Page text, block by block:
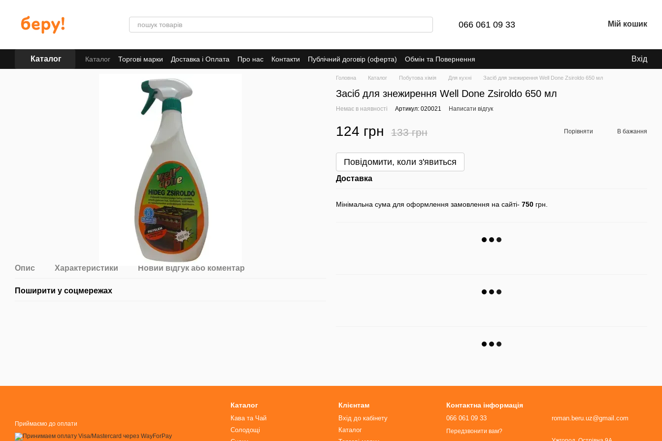
066 061 09 33 Мій кошик
Каталог Каталог Торгові марки Доставка і Оплата Про нас Контакти Публічний договір (оферта) Обмін та Повернення Вхід
Опис Характеристики Новий відгук або коментар
Поширити у соцмережах
Головна Каталог Побутова хімія Для кухні Засіб для знежирення Well Done Zsiroldo 650 мл
Засіб для знежирення Well Done Zsiroldo 650 мл
Немає в наявності Артикул: 020021 Написати відгук
124 грн 133 грн Порівняти В бажання
Повідомити, коли з'явиться
Доставка
Мінімальна сума для оформлення замовлення на сайті- 750 грн.
Приймаємо до оплати
Каталог
Кава та Чай
Солодощі
Клієнтам
Вхід до кабінету
Каталог
Контактна інформація
066 061 09 33
Передзвонити вам?
roman.beru.uz@gmail.com